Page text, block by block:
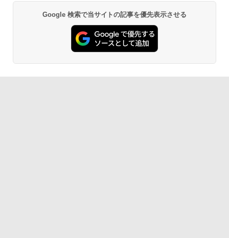
Google 検索で当サイトの記事を優先表示させる